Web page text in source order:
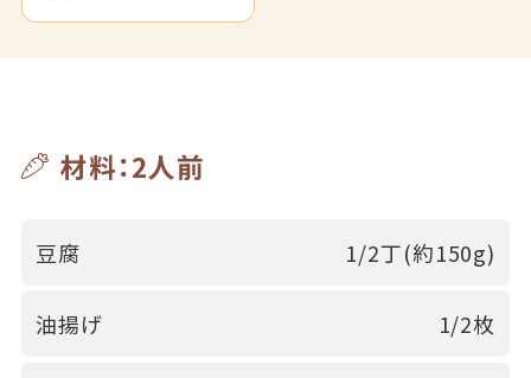
材料：2人前
豆腐 1/2丁(約150g)
油揚げ 1/2枚